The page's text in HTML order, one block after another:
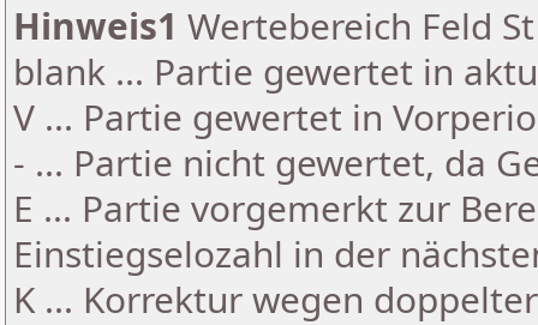
Hinweis1 Wertebereich Feld
blank ... Partie gewertet in
V ... Partie gewertet in
- ... Partie nicht gewertet, da
E ... Partie vorgemerkt zur
Einstiegselozahl in der
K ... Korrektur wegen